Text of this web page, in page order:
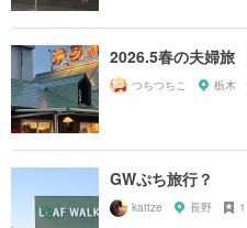
2026.5春の夫婦旅
つちつちこ 栃木
GWぷち旅行？
kattze 長野 1